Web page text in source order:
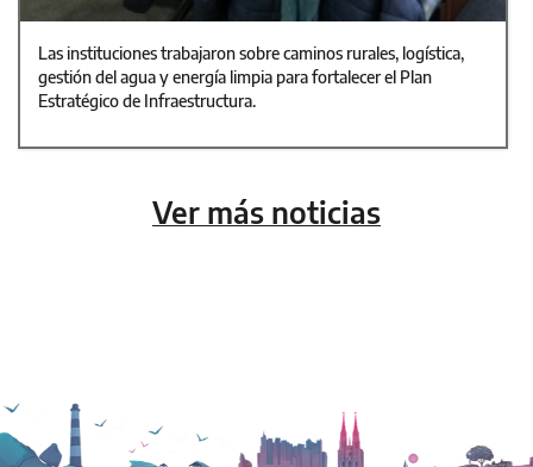
Las instituciones trabajaron sobre caminos rurales, logística,
gestión del agua y energía limpia para fortalecer el Plan
Estratégico de Infraestructura.
Ver más noticias